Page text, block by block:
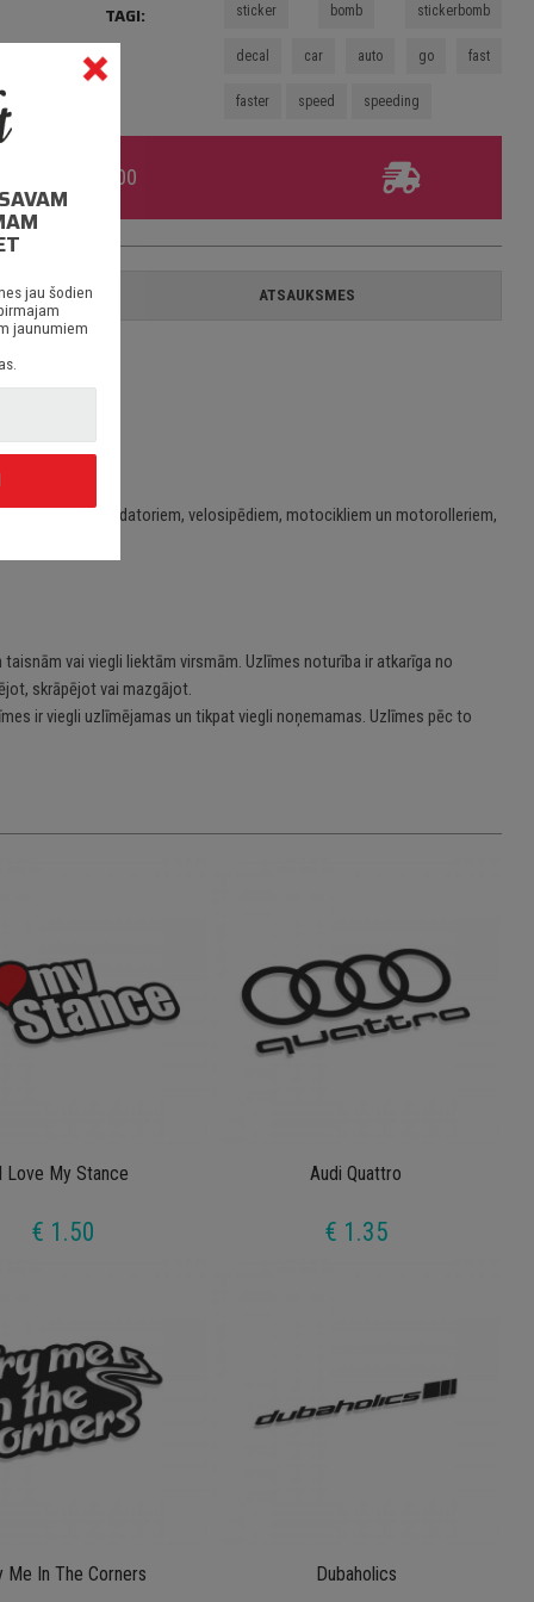
TAGI: sticker bomb stickerbomb
decal car auto go fast
faster speed speeding
virs €30.00
ATSAUKSMES
stacionārajiem datoriem, velosipēdiem, motocikliem un motorolleriem,
vai viegli liektām virsmām. Uzlīmes noturība ir atkarīga no
skrāpējot vai mazgājot.
ir viegli uzlīmējamas un tikpat viegli noņemamas. Uzlīmes pēc to
I Love My Stance
€ 1.50
Audi Quattro
€ 1.35
Me In The Corners Dubaholics
jau šodien
jaunumiem